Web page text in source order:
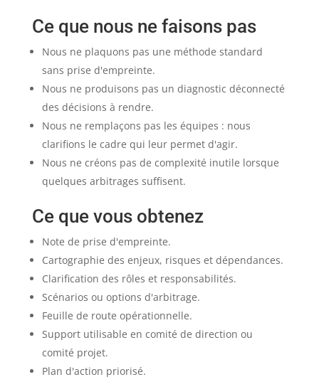
Ce que nous ne faisons pas
Nous ne plaquons pas une méthode standard
sans prise d'empreinte.
Nous ne produisons pas un diagnostic déconnecté
des décisions à rendre.
Nous ne remplaçons pas les équipes : nous
clarifions le cadre qui leur permet d'agir.
Nous ne créons pas de complexité inutile lorsque
quelques arbitrages suffisent.
Ce que vous obtenez
Note de prise d'empreinte.
Cartographie des enjeux, risques et dépendances.
Clarification des rôles et responsabilités.
Scénarios ou options d'arbitrage.
Feuille de route opérationnelle.
Support utilisable en comité de direction ou
comité projet.
Plan d'action priorisé.